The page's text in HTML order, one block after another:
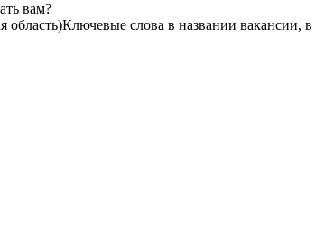
вам?
область)Ключевые слова в названии вакансии,